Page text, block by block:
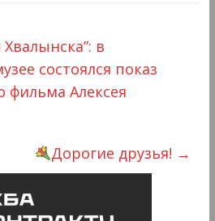
в
состоялся показ
фильма Алексея
Дорогие друзья! →